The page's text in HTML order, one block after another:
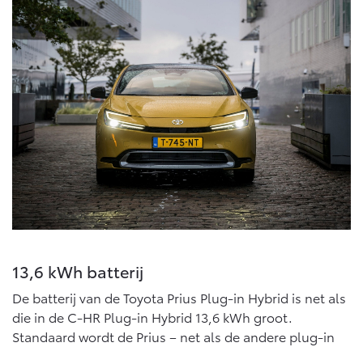
13,6 kWh batterij
De batterij van de Toyota Prius Plug-in Hybrid is net als
die in de C-HR Plug-in Hybrid 13,6 kWh groot.
Standaard wordt de Prius – net als de andere plug-in